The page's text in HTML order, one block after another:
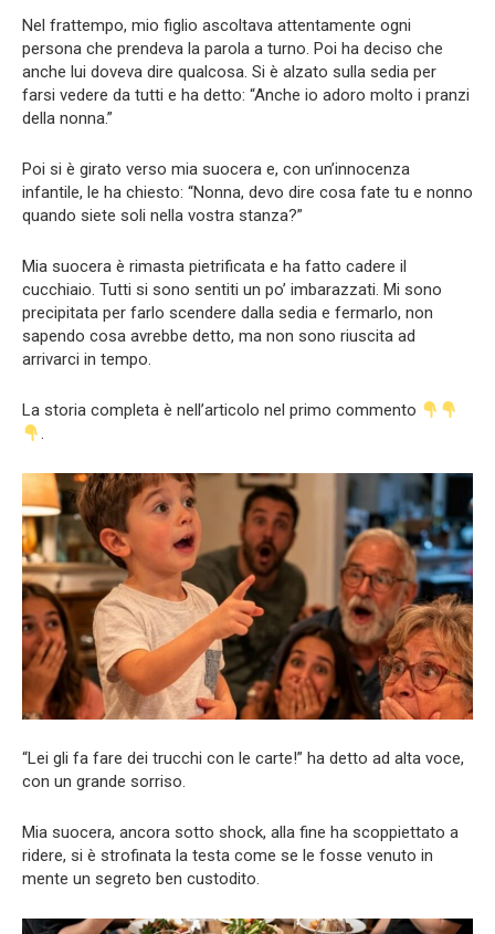
Nel frattempo, mio figlio ascoltava attentamente ogni
persona che prendeva la parola a turno. Poi ha deciso che
anche lui doveva dire qualcosa. Si è alzato sulla sedia per
farsi vedere da tutti e ha detto: “Anche io adoro molto i pranzi
della nonna.”
Poi si è girato verso mia suocera e, con un’innocenza
infantile, le ha chiesto: “Nonna, devo dire cosa fate tu e nonno
quando siete soli nella vostra stanza?”
Mia suocera è rimasta pietrificata e ha fatto cadere il
cucchiaio. Tutti si sono sentiti un po’ imbarazzati. Mi sono
precipitata per farlo scendere dalla sedia e fermarlo, non
sapendo cosa avrebbe detto, ma non sono riuscita ad
arrivarci in tempo.
La storia completa è nell’articolo nel primo commento
.
“Lei gli fa fare dei trucchi con le carte!” ha detto ad alta voce,
con un grande sorriso.
Mia suocera, ancora sotto shock, alla fine ha scoppiettato a
ridere, si è strofinata la testa come se le fosse venuto in
mente un segreto ben custodito.